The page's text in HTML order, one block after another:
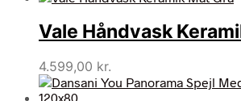
Vale Håndvask
4.599,00 kr.